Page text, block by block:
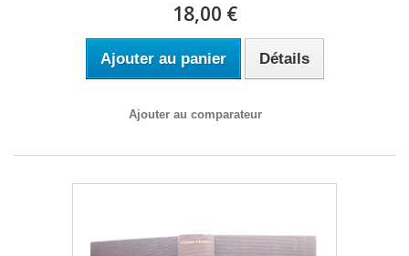
18,00 €
Ajouter au panier Détails
Ajouter au comparateur